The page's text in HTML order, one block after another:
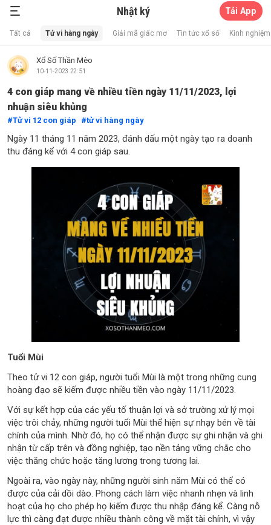
Nhật ký Tải App
Tất cả Tử vi hàng ngày Giải mã giấc mơ Tin tức xổ số Kinh
Xổ Số Thần Mèo
10-11-2023 22:51
4 con giáp mang về nhiều tiền ngày 11/11/2023, lợi
nhuận siêu khủng
Tử vi 12 con giáp tử vi hàng ngày
Ngày 11 tháng 11 năm 2023, đánh dấu một ngày tạo ra doanh
thu đáng kể với 4 con giáp sau.
Tuổi Mùi
Theo tử vi 12 con giáp, người tuổi Mùi là một trong những cung
hoàng đạo sẽ kiếm được nhiều tiền vào ngày 11/11/2023.
Với sự kết hợp của các yếu tố thuận lợi và sở trường xử lý mọi
việc trôi chảy, những người tuổi Mùi thể hiện sự nhạy bén về tài
chính của mình. Nhờ đó, họ có thể nhận được sự ghi nhận và ghi
nhận từ cấp trên và đồng nghiệp, tạo nền tảng vững chắc cho
việc thăng chức hoặc tăng lương trong tương lai.
Ngoài ra, vào ngày này, những người sinh năm Mùi có thể có
được của cải dồi dào. Phong cách làm việc nhanh nhẹn và linh
hoạt của họ cho phép họ kiếm được thu nhập đáng kể. Càng nỗ
lực thì càng đạt được nhiều thành công về mặt tài chính, vì vậy